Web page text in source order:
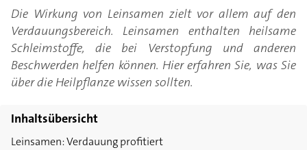
Die Wirkung von Leinsamen zielt vor allem auf den
Verdauungsbereich. Leinsamen enthalten heilsame
Schleimstoffe, die bei Verstopfung und anderen
Beschwerden helfen können. Hier erfahren Sie, was Sie
über die Heilpflanze wissen sollten.
Inhaltsübersicht
Leinsamen: Verdauung profitiert